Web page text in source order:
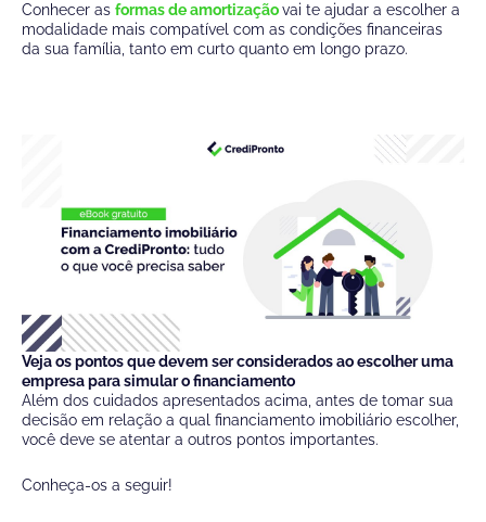
Conhecer as formas de amortizaçãovai te ajudar a escolher a
modalidade mais compatível com as condições financeiras
da sua família, tanto em curto quanto em longo prazo.
Veja os pontos que devem ser considerados ao escolher uma
empresa para simular o financiamento
Além dos cuidados apresentados acima, antes de tomar sua
decisão em relação a qual financiamento imobiliário escolher,
você deve se atentar a outros pontos importantes.
Conheça-os a seguir!